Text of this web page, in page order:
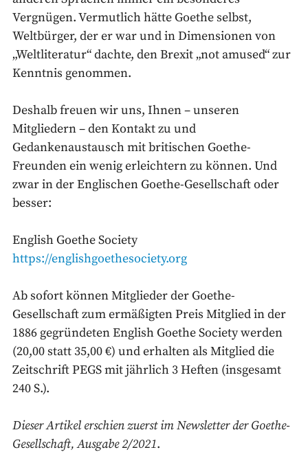
Vergnügen. Vermutlich hätte Goethe selbst,
Weltbürger, der er war und in Dimensionen von
„Weltliteratur“ dachte, den Brexit „not amused“ zur
Kenntnis genommen.
Deshalb freuen wir uns, Ihnen – unseren
Mitgliedern – den Kontakt zu und
Gedankenaustausch mit britischen Goethe-
Freunden ein wenig erleichtern zu können. Und
zwar in der Englischen Goethe-Gesellschaft oder
besser:
English Goethe Society
https://englishgoethesociety.org
Ab sofort können Mitglieder der Goethe-
Gesellschaft zum ermäßigten Preis Mitglied in der
1886 gegründeten English Goethe Society werden
(20,00 statt 35,00 €) und erhalten als Mitglied die
Zeitschrift PEGS mit jährlich 3 Heften (insgesamt
240 S.).
Dieser Artikel erschien zuerst im Newsletter der Goethe-
Gesellschaft, Ausgabe 2/2021.